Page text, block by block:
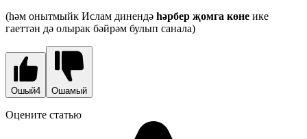
(һәм онытмыйк Ислам динендә һәрбер җомга көне ике
гаеттән дә олырак бәйрәм булып санала)
Ошый4 Ошамый
Оцените статью